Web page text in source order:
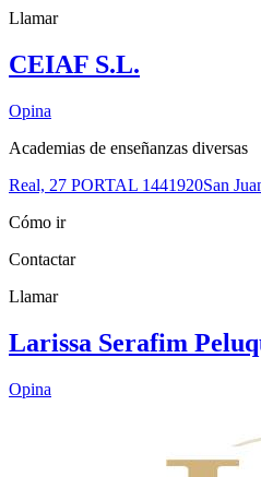
Llamar
CEIAF S.L.
Opina
Academias de enseñanzas diversas
Real, 27 PORTAL 1441920San
Cómo ir
Contactar
Llamar
Larissa Serafim
Opina